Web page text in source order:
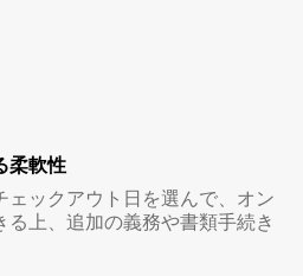
柔軟性
ックアウト日を選んで、オン
上、追加の義務や書類手続き